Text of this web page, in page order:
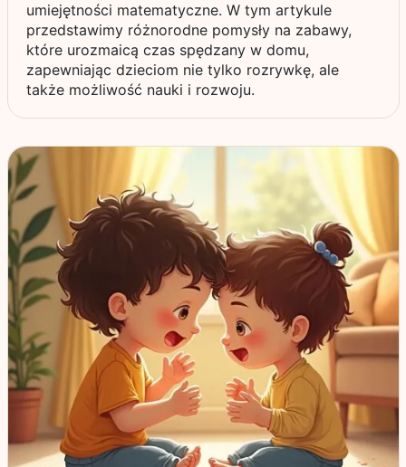
umiejętności matematyczne. W tym artykule
przedstawimy różnorodne pomysły na zabawy,
które urozmaicą czas spędzany w domu,
zapewniając dzieciom nie tylko rozrywkę, ale
także możliwość nauki i rozwoju.